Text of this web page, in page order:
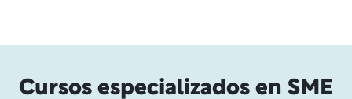
Cursos especializados en SME